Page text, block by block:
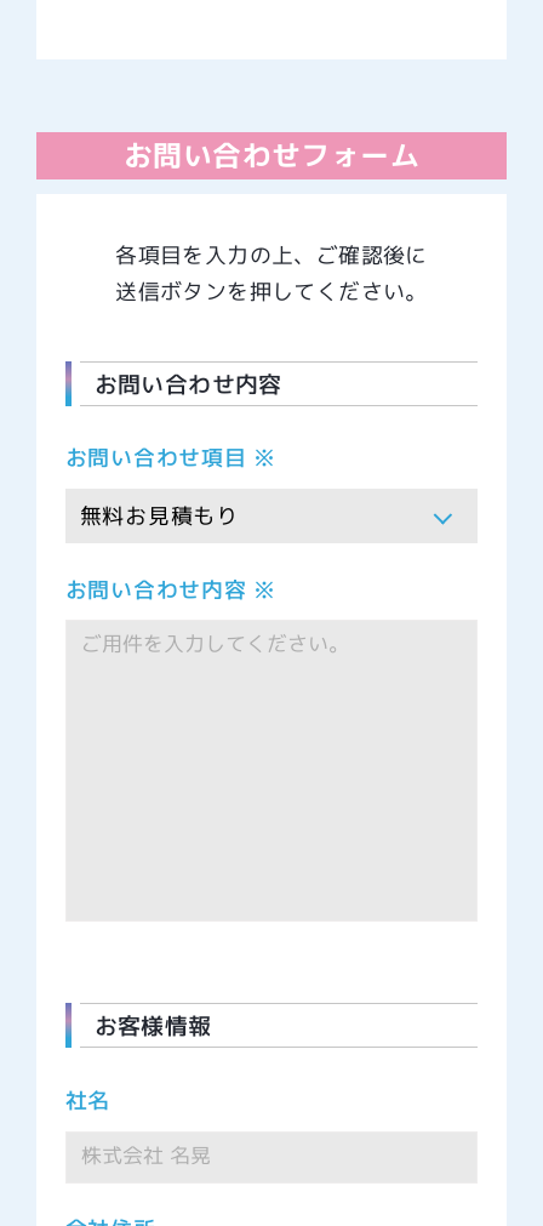
お問い合わせフォーム
各項目を入力の上、ご確認後に
送信ボタンを押してください。
お問い合わせ内容
お問い合わせ項目 ※
お問い合わせ内容 ※
お客様情報
社名